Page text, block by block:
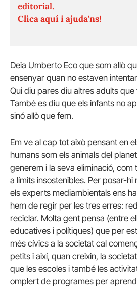
editorial.
Clica aquí i ajuda'ns!
Deia Umberto Eco que som allò
ensenyar quan no estaven
Qui diu pares diu altres adults
També es diu que els infants no
sinó allò que fem.
Em ve al cap tot això pensant en
humans som els animals del
generem i la seva eliminació,
a límits insostenibles. Per posar-
els experts mediambientals ens
hem de regir per les tres erres:
reciclar. Molta gent pensa (entre
educatives i polítiques) que per
més cívics a la societat cal
petits i així, quan creixin, la
que les escoles i també les
omplert de programes per